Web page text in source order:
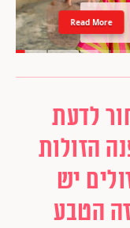
Read More
לדעת
הזולות
יש
הטבע